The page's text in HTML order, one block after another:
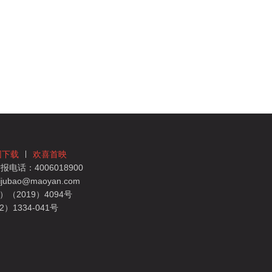
下载
欢喜首映
电话：4006018900
（2019）4094号
）1334-041号